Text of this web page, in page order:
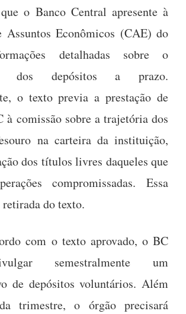
o Banco Central apresente à
Assuntos Econômicos (CAE) do
detalhadas sobre o
dos depósitos a prazo.
o texto previa a prestação de
à comissão sobre a trajetória dos
na carteira da instituição,
dos títulos livres daqueles que
compromissadas. Essa
do texto.
com o texto aprovado, o BC
semestralmente um
de depósitos voluntários. Além
trimestre, o órgão precisará